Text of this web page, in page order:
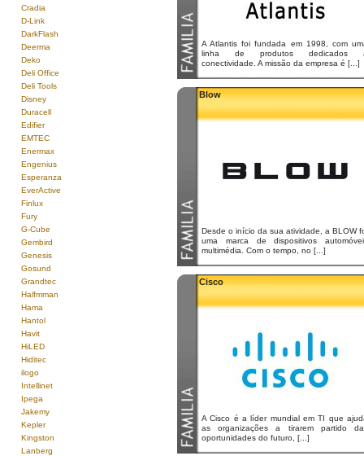
Cradia
D-Link
DarkFlash
Deerma
Deko
Deli Office
Deli Tools
Disney
Duracell
Edifier
EMTEC
Enermax
Engenius
Esperanza
EverActive
Finlux
Fury
G-Cube
Gembird
Genesis
Gosund
Grandtec
Halfmman
Hama
Hantol
Havit
HiLED
Hiditec
ilogo
Intellinet
Ipega
Jakemy
Kepler
Kingston
Lanberg
A Atlantis foi fundada em 1998, com
linha de produtos dedicados
conectividade. A missão da empresa é [...]
Blow
Desde o início da sua atividade, a BLOW
uma marca de dispositivos
multimédia. Com o tempo, no [...]
Cisco
A Cisco é a líder mundial em TI que
as organizações a tirarem partido
oportunidades do futuro, [...]